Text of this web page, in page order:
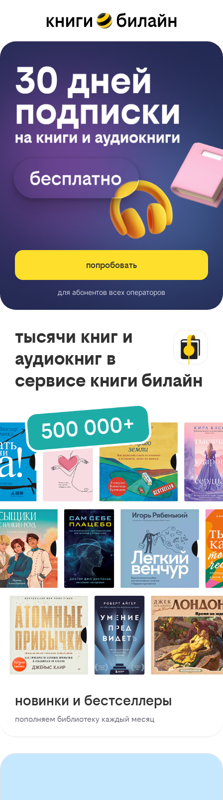
попробовать
для абонентов всех операторов
тысячи книг и
аудиокниг в
сервисе книги билайн
новинки и бестселлеры
пополняем библиотеку каждый месяц